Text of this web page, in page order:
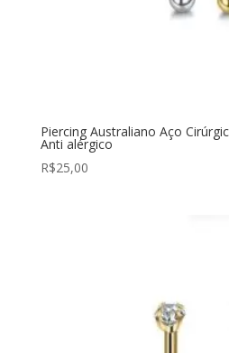
Piercing Australiano Aço
Anti alérgico
R$25,00